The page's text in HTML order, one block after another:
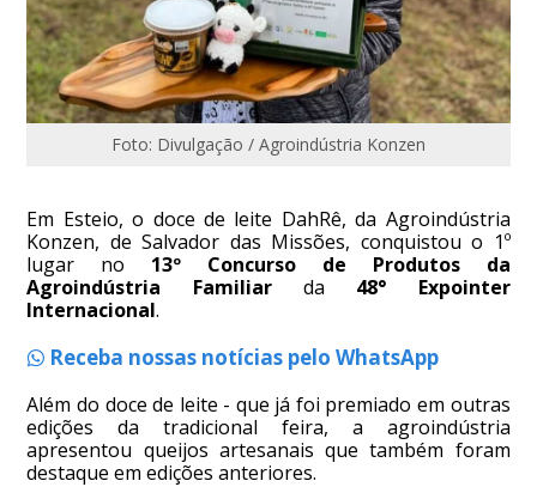
Foto: Divulgação / Agroindústria Konzen
Em Esteio, o doce de leite DahRê, da Agroindústria
Konzen, de Salvador das Missões, conquistou o 1º
lugar no 13º Concurso de Produtos da
Agroindústria Familiarda 48° Expointer
Internacional.
Receba nossas notícias pelo WhatsApp
Além do doce de leite - que já foi premiado em outras
edições da tradicional feira, a agroindústria
apresentou queijos artesanais que também foram
destaque em edições anteriores.